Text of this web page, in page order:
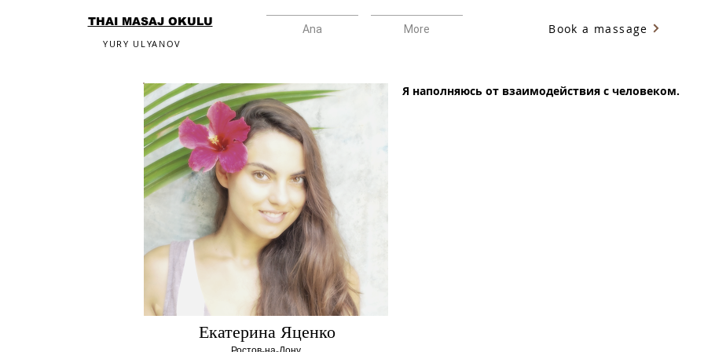
THAI MASAJ OKULU
Ana More
YURY ULYANOV
Book a massage
Екатерина Яценко
Я наполняюсь от взаимодействия с человеком.